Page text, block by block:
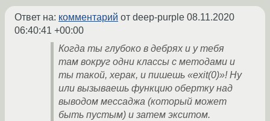
Ответ на: комментарий от deep-purple 08.11.2020
06:40:41 +00:00
Когда ты глубоко в дебрях и у тебя
там вокруг одни классы с методами и
ты такой, херак, и пишешь «exit(0)»! Ну
или вызываешь функцию обертку над
выводом мессаджа (который может
быть пустым) и затем экситом.